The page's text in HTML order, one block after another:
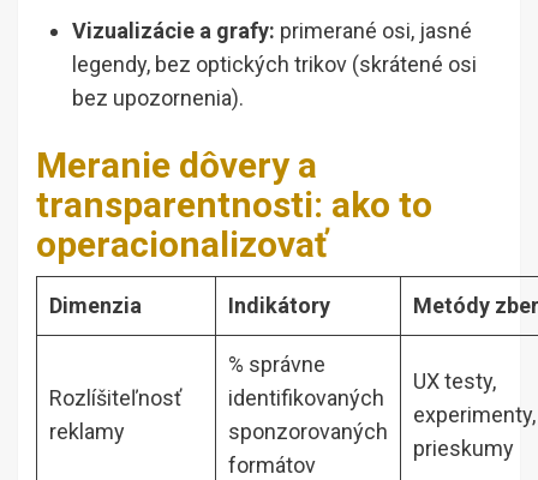
Vizualizácie a grafy: primerané osi, jasné
legendy, bez optických trikov (skrátené osi
bez upozornenia).
Meranie dôvery a
transparentnosti: ako to
operacionalizovať
Dimenzia Indikátory Metódy
Rozlíšiteľnosť
reklamy
% správne
identifikovaných
sponzorovaných
formátov
UX testy,
experimenty,
prieskumy